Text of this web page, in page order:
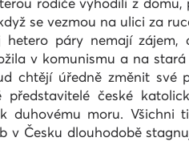
se vezmou na ulici za
páry nemají
v komunismu a na
chtějí úředně změnit
české
duhovému moru.
v Česku dlouhodobě